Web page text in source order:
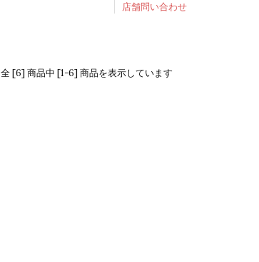
店舗問い合わせ
全 [6] 商品中 [1-6] 商品を表示しています